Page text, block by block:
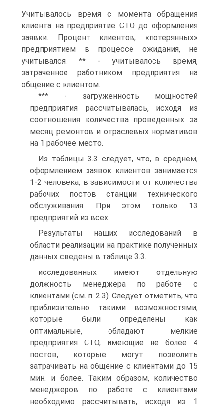
Учитывалось время с момента обращения
клиента на предприятие СТО до оформления
заявки. Процент клиентов, «потерянных»
предприятием в процессе ожидания, не
учитывался. ** - учитывалось время,
затраченное работником предприятия на
общение с клиентом.
*** - загруженность мощностей
предприятия рассчитывалась, исходя из
соотношения количества проведенных за
месяц ремонтов и отраслевых нормативов
на 1 рабочее место.
Из таблицы 3.3 следует, что, в среднем,
оформлением заявок клиентов занимается
1-2 человека, в зависимости от количества
рабочих постов станции технического
обслуживания. При этом только 13
предприятий из всех
Результаты наших исследований в
области реализации на практике полученных
данных сведены в таблице 3.3.
исследованных имеют отдельную
должность менеджера по работе с
клиентами (см. п. 2.3). Следует отметить, что
приблизительно такими возможностями,
которые были определены как
оптимальные, обладают мелкие
предприятия СТО, имеющие не более 4
постов, которые могут позволить
затрачивать на общение с клиентами до 15
мин. и более. Таким образом, количество
менеджеров по работе с клиентами
необходимо рассчитывать, исходя из 1